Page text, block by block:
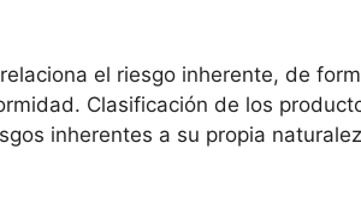
el riesgo inherente, de
Clasificación de los
inherentes a su propia